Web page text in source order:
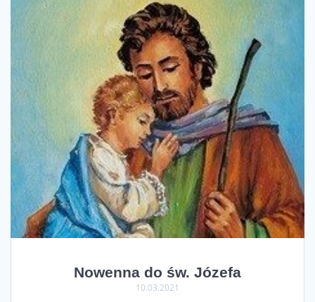
Nowenna do św. Józefa
10.03.2021